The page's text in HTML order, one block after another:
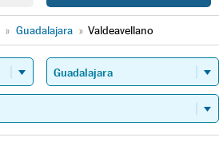
» Guadalajara » Valdeavellano